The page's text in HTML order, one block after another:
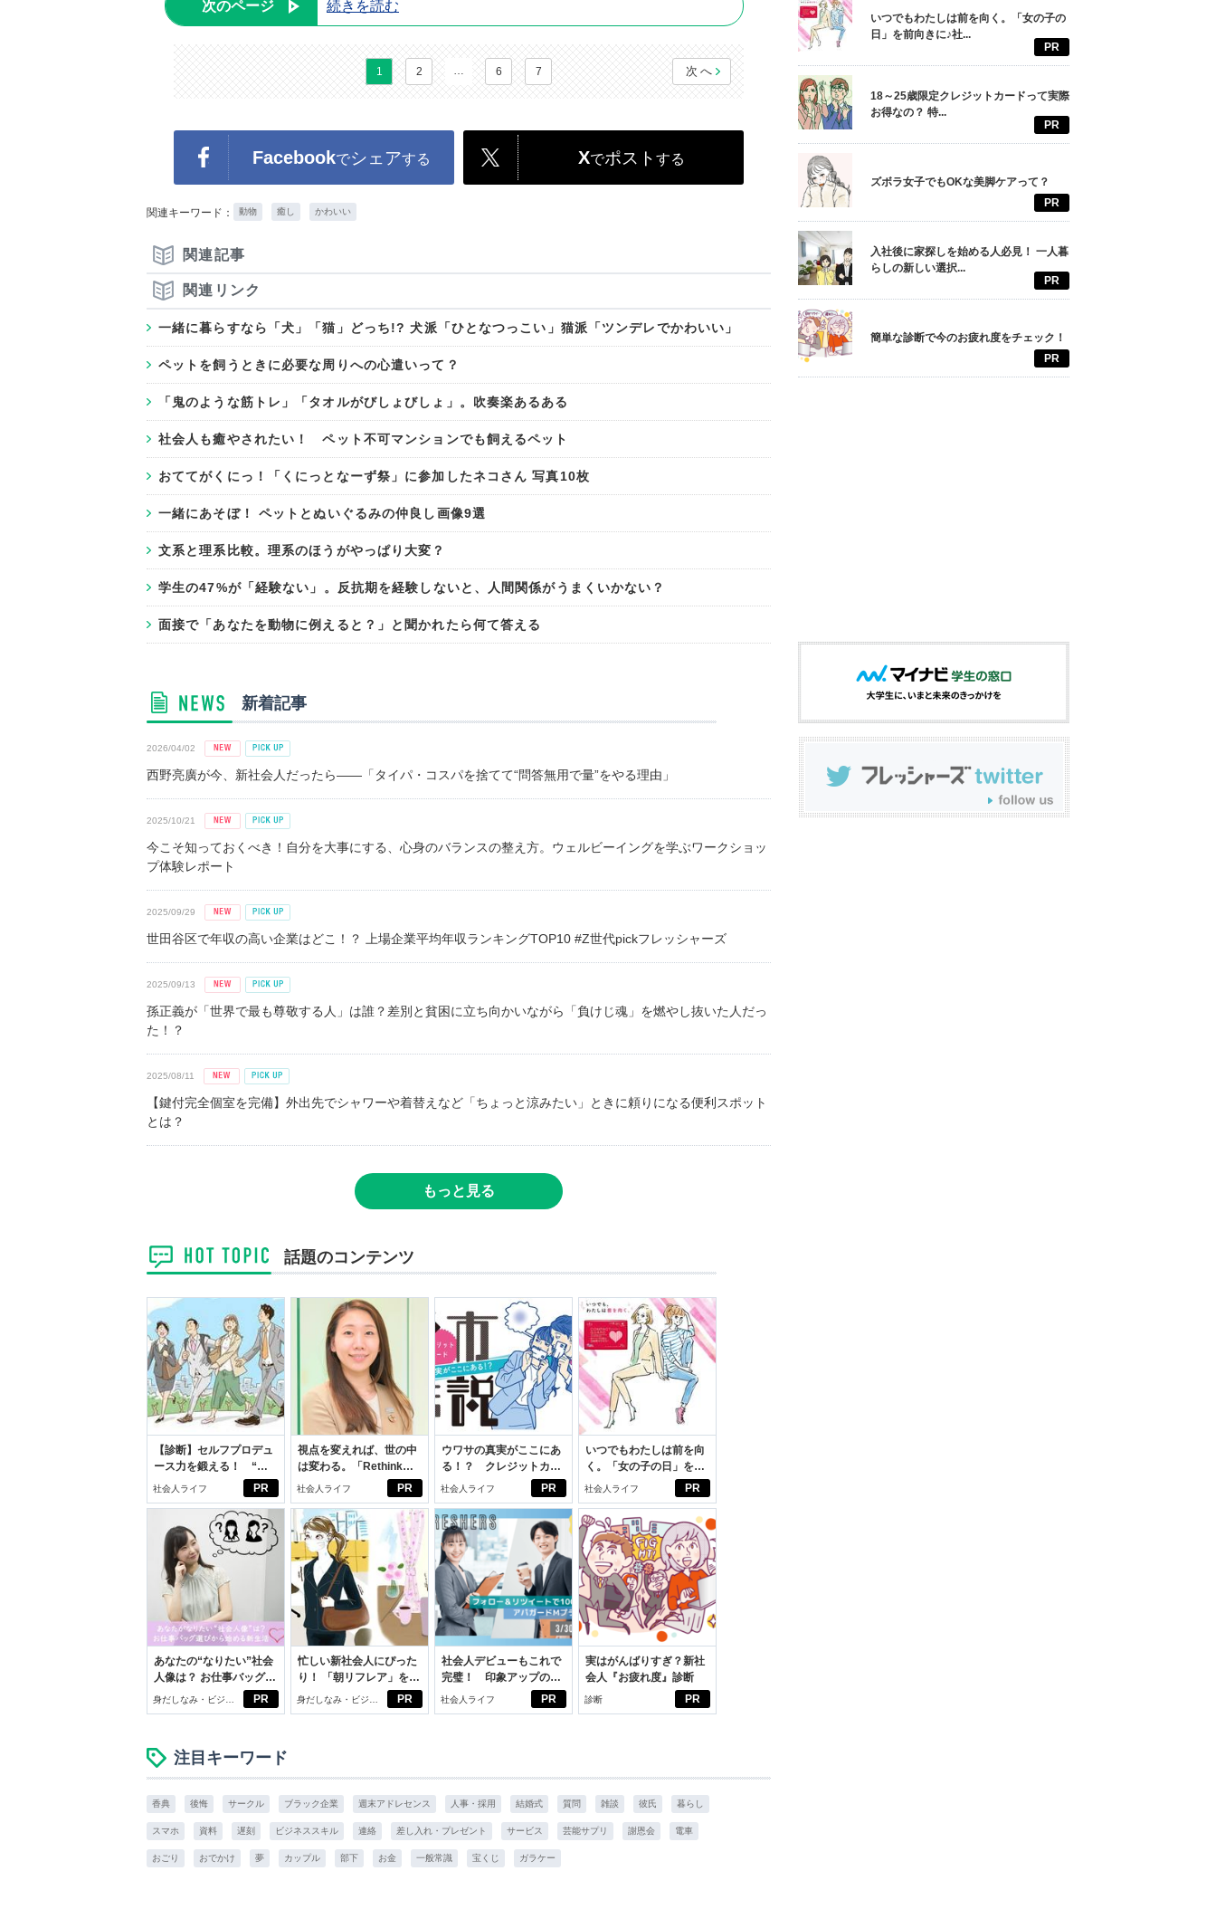
次のページ 続きを読む
1 2 … 6 7 次へ
Facebookでシェアする Xでポスト する
関連キーワード： 動物 癒し かわいい
関連記事
関連リンク
一緒に暮らすなら「犬」「猫」どっち!? 犬派「ひとなつっこい」猫派「ツンデレでかわいい」
ペットを飼うときに必要な周りへの心遣いって？
「鬼のような筋トレ」「タオルがびしょびしょ」。吹奏楽あるある
社会人も癒やされたい！ ペット不可マンションでも飼えるペット
おててがくにっ！「くにっとなーず祭」に参加したネコさん 写真10枚
一緒にあそぼ！ ペットとぬいぐるみの仲良し画像9選
文系と理系比較。理系のほうがやっぱり大変？
学生の47%が「経験ない」。反抗期を経験しないと、人間関係がうまくいかない？
面接で「あなたを動物に例えると？」と聞かれたら何て答える
新着記事
2026/04/02
西野亮廣が今、新社会人だったら――「タイパ・コスパを捨てて“問答無用で量”をやる理由」
2025/10/21
今こそ知っておくべき！自分を大事にする、心身のバランスの整え方。ウェルビーイングを学ぶワークショッ
プ体験レポート
2025/09/29
世田谷区で年収の高い企業はどこ！？ 上場企業平均年収ランキングTOP10 #Z世代pickフレッシャーズ
2025/09/13
孫正義が「世界で最も尊敬する人」は誰？差別と貧困に立ち向かいながら「負けじ魂」を燃やし抜いた人だっ
た！？
2025/08/11
【鍵付完全個室を完備】外出先でシャワーや着替えなど「ちょっと涼みたい」ときに頼りになる便利スポット
とは？
もっと見る
話題のコンテンツ
PR
【診断】セルフプロデュ
ース力を鍛える！ “ジ
ブン観”診断
社会人ライフ PR
視点を変えれば、世の中
は変わる。「Rethink
PROJECT」がつたえた
社会人ライフ PR
ウワサの真実がここにあ
る！？ クレジットカー
ドの都市伝説
社会人ライフ PR
いつでもわたしは前を向
く。「女の子の日」を前
向きに♪社会人エリ・大
社会人ライフ
PR
あなたの“なりたい”社会
人像は？ お仕事バッグ選
びから始める新生活
身だしなみ・ビジネ
スアイテム
PR
忙しい新社会人にぴった
り！ 「朝リフレア」をは
じめよう。しっかりニオ
イケアして24時間快適。
身だしなみ・ビジネ
スアイテム
PR
社会人デビューもこれで
完璧！ 印象アップのセ
ルフプロデュース術
社会人ライフ PR
実はがんばりすぎ？新社
会人『お疲れ度』診断
診断
注目キーワード
香典 後悔 サークル ブラック企業 週末アドレセンス 人事・採用 結婚式 質問 雑談 彼氏 暮らし
スマホ 資料 遅刻 ビジネススキル 連絡 差し入れ・プレゼント サービス 芸能サプリ 謝恩会 電車
おごり おでかけ 夢 カップル 部下 お金 一般常識 宝くじ ガラケー
いつでもわたしは前を向く。「女の子の
日」を前向きに♪社...
PR
18～25歳限定クレジットカードって実際
お得なの？ 特...
PR
ズボラ女子でもOKな美脚ケアって？
PR
入社後に家探しを始める人必見！ 一人暮
らしの新しい選択...
PR
簡単な診断で今のお疲れ度をチェック！
PR